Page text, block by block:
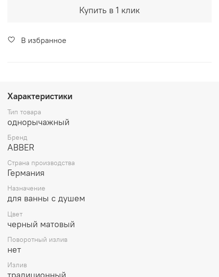
Купить в 1 клик
В избранное
Характеристики
Тип товара
однорычажный
Бренд
ABBER
Страна производства
Германия
Назначение
для ванны с душем
Цвет
черный матовый
Поворотный излив
нет
Излив
традиционный